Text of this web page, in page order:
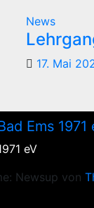
News
17. Mai
eV
Newsup von